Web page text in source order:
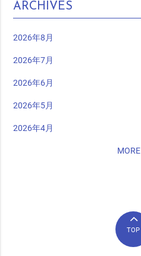
ARCHIVES
2026年8月
2026年7月
2026年6月
2026年5月
2026年4月
MORE
TOP